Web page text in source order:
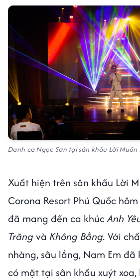
Danh ca Ngọc Sơn tại sân khấu Lời Muốn
Xuất hiện trên sân khấu Lời
Corona Resort Phú Quốc
đã mang đến ca khúcAnh
Trăngvà Không Bằng. Với
nhàng, sâu lắng, Nam Em
có mặt tại sân khấu xuýt